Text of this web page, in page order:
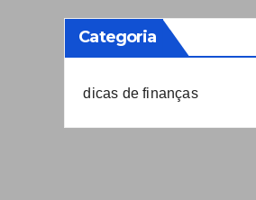
Categoria
dicas de finanças